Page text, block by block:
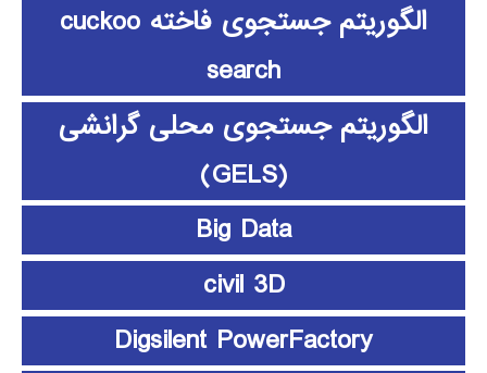
الگوریتم جستجوی فاخته cuckoo
search
الگوریتم جستجوی محلی گرانشی
(GELS)
Big Data
civil 3D
Digsilent PowerFactory